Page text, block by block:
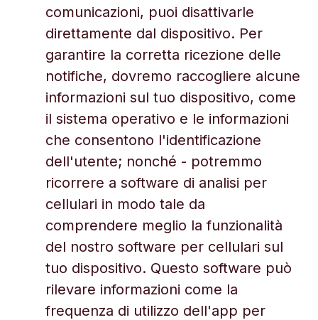
comunicazioni, puoi disattivarle
direttamente dal dispositivo. Per
garantire la corretta ricezione delle
notifiche, dovremo raccogliere alcune
informazioni sul tuo dispositivo, come
il sistema operativo e le informazioni
che consentono l'identificazione
dell'utente; nonché - potremmo
ricorrere a software di analisi per
cellulari in modo tale da
comprendere meglio la funzionalità
del nostro software per cellulari sul
tuo dispositivo. Questo software può
rilevare informazioni come la
frequenza di utilizzo dell'app per